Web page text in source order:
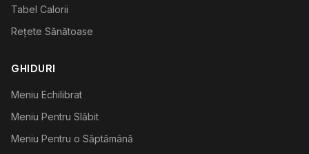
Tabel Calorii
Rețete Sănătoase
GHIDURI
Meniu Echilibrat
Meniu Pentru Slăbit
Meniu Pentru o Săptămână